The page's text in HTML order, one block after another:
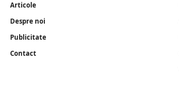
Articole
Despre noi
Publicitate
Contact